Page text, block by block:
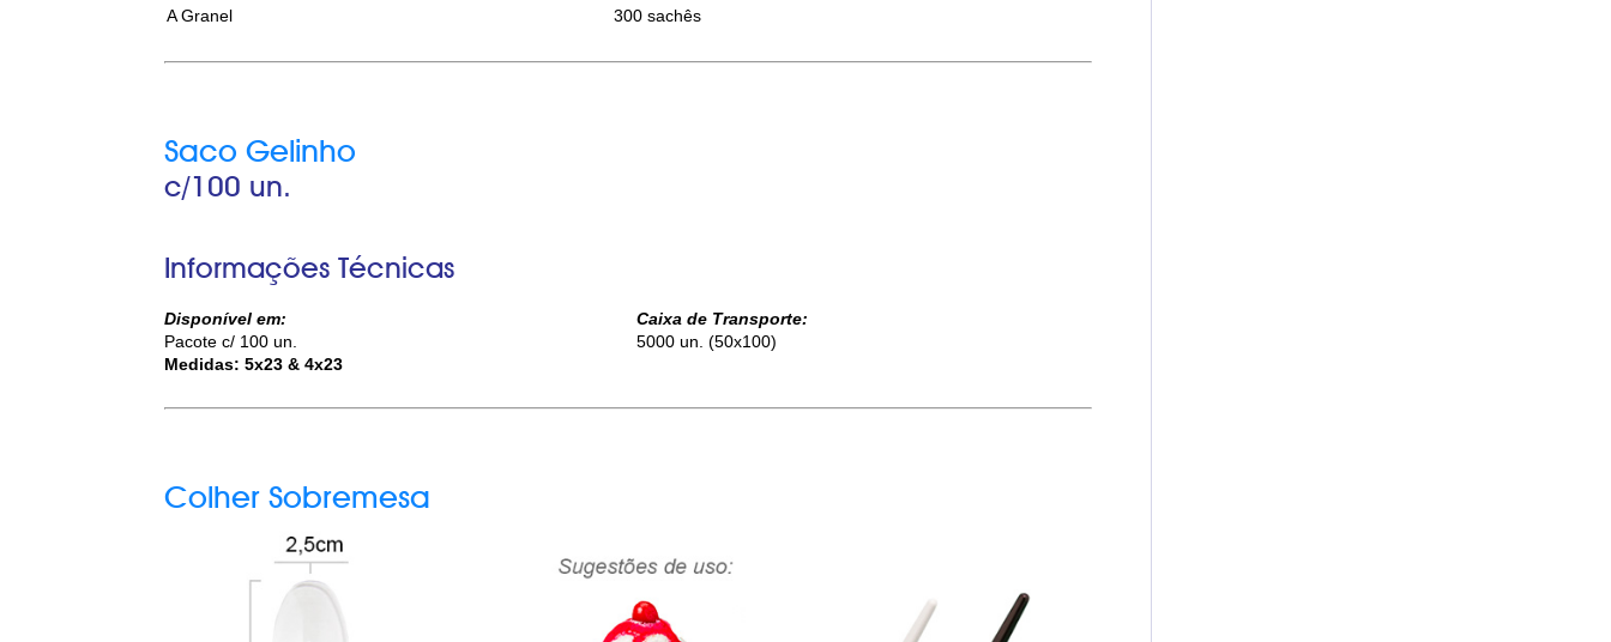
A Granel
300 sachês
Saco Gelinho
c/100 un.
Informações Técnicas
Disponível em:
Caixa de Transporte:
Pacote c/ 100 un.
5000 un. (50x100)
Medidas: 5x23 & 4x23
Colher Sobremesa